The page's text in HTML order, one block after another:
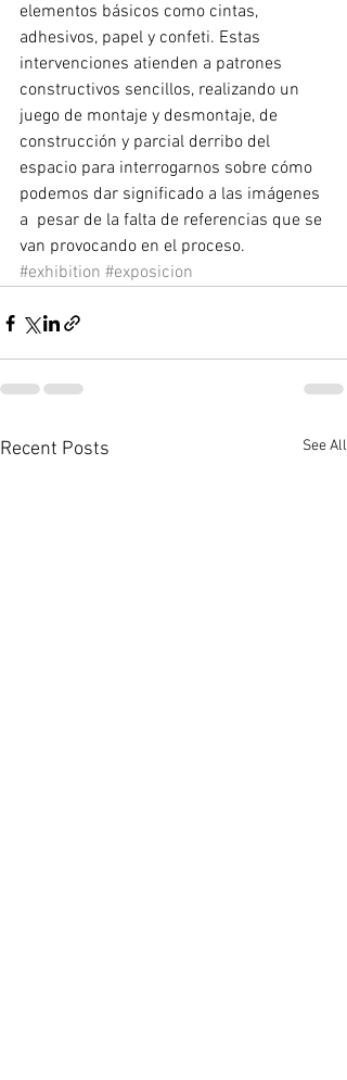
elementos básicos como cintas,
adhesivos, papel y confeti. Estas
intervenciones atienden a patrones
constructivos sencillos, realizando un
juego de montaje y desmontaje, de
construcción y parcial derribo del
espacio para interrogarnos sobre cómo
podemos dar significado a las imágenes
a  pesar de la falta de referencias que se
van provocando en el proceso.
#exhibition #exposicion
Recent Posts See All